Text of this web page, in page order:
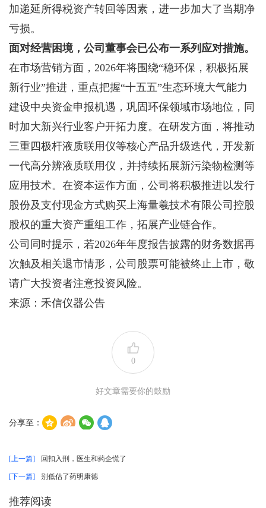
加递延所得税资产转回等因素，进一步加大了当期净
亏损。
面对经营困境，公司董事会已公布一系列应对措施。
在市场营销方面，2026年将围绕“稳环保，积极拓展
新行业”推进，重点把握“十五五”生态环境大气能力
建设中央资金申报机遇，巩固环保领域市场地位，同
时加大新兴行业客户开拓力度。在研发方面，将推动
三重四极杆液质联用仪等核心产品升级迭代，开发新
一代高分辨液质联用仪，并持续拓展新污染物检测等
应用技术。在资本运作方面，公司将积极推进以发行
股份及支付现金方式购买上海量羲技术有限公司控股
股权的重大资产重组工作，拓展产业链合作。
公司同时提示，若2026年年度报告披露的财务数据再
次触及相关退市情形，公司股票可能被终止上市，敬
请广大投资者注意投资风险。
来源：禾信仪器公告
0
好文章需要你的鼓励
分享至：
[上一篇] 回扣入刑，医生和药企慌了
[下一篇] 别低估了药明康德
推荐阅读